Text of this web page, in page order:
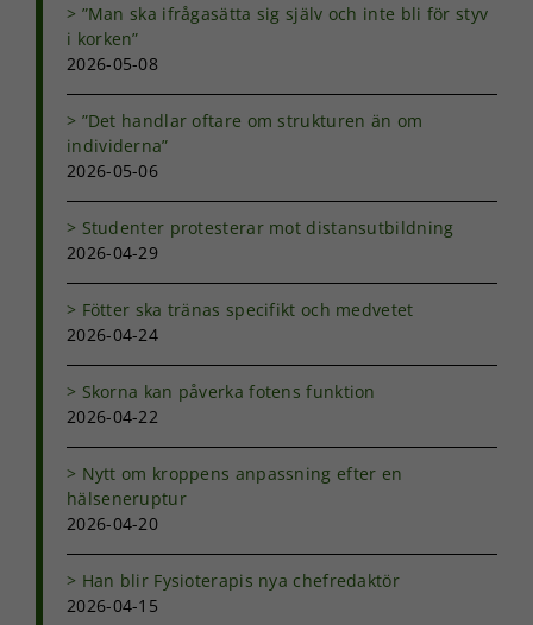
”Man ska ifrågasätta sig själv och inte bli för styv
i korken”
2026-05-08
”Det handlar oftare om strukturen än om
individerna”
2026-05-06
Studenter protesterar mot distansutbildning
2026-04-29
Fötter ska tränas specifikt och medvetet
2026-04-24
Skorna kan påverka fotens funktion
2026-04-22
Nytt om kroppens anpassning efter en
hälseneruptur
2026-04-20
Han blir Fysioterapis nya chefredaktör
2026-04-15
Dessa kakor
går inte att
över huvud
taget ska
förbättra
funktionalitet
och
uppbyggnad,
hemsidan
används.